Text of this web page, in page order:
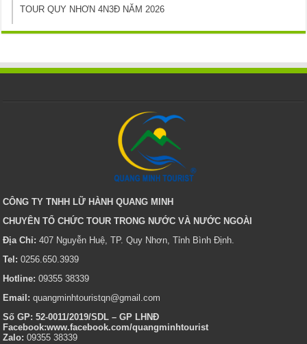
TOUR QUY NHƠN 4N3Đ NĂM 2026
CÔNG TY TNHH LỮ HÀNH QUANG MINH
CHUYÊN TỔ CHỨC TOUR TRONG NƯỚC VÀ NƯỚC NGOÀI
Địa Chỉ: 407 Nguyễn Huệ, TP. Quy Nhơn, Tỉnh Bình Định.
Tel: 0256.650.3939
Hotline: 09355 38339
Email:quangminhtouristqn@gmail.com
Số GP: 52-0011/2019/SDL – GP LHNĐ
Facebook:www.facebook.com/quangminhtourist
Zalo: 09355 38339